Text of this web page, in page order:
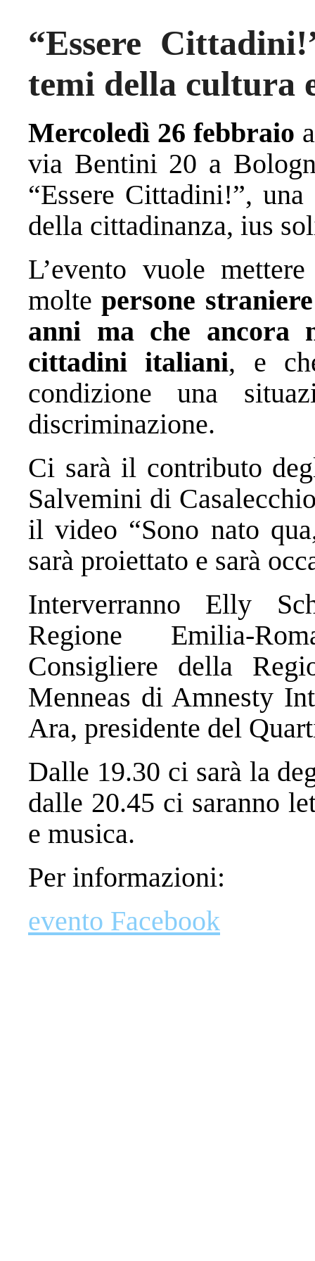
“Essere
temi della cultura
Mercoledì 26 febbraio
via Bentini 20 a
“Essere Cittadini!”,
della cittadinanza, ius
L’evento vuole
moltepersone
anni ma che ancora
cittadini italiani, e
condizione una
discriminazione.
Ci sarà il contributo
Salvemini di
il video “Sono nato
sarà proiettato e sarà
Interverranno Elly
Regione Emilia-
Consigliere della
Menneas di Amnesty
Ara, presidente del
Dalle 19.30 ci sarà la
dalle 20.45 ci saranno
e musica.
Per informazioni:
evento Facebook